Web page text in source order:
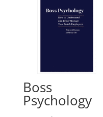
Boss
Psychology